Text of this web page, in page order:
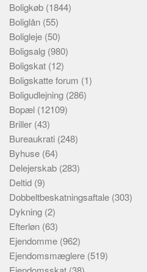
Boligkøb (1844)
Boliglån (55)
Boligleje (50)
Boligsalg (980)
Boligskat (12)
Boligskatte forum (1)
Boligudlejning (286)
Bopæl (12109)
Briller (43)
Bureaukrati (248)
Byhuse (64)
Delejerskab (283)
Deltid (9)
Dobbeltbeskatningsaftale (303)
Dykning (2)
Efterløn (63)
Ejendomme (962)
Ejendomsmæglere (519)